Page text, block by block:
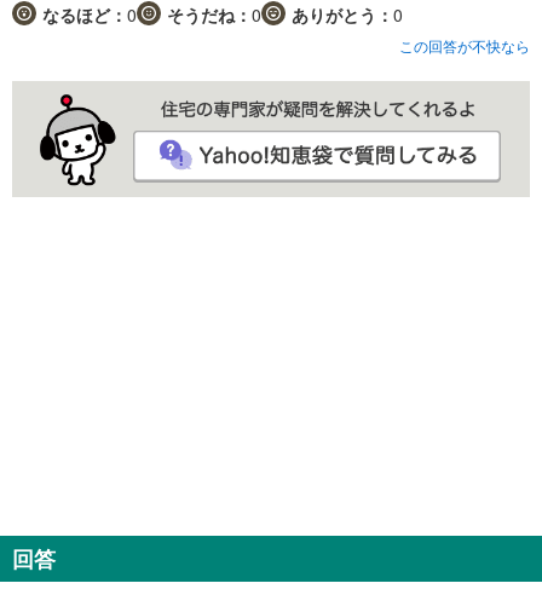
なるほど： 0 そうだね： 0 ありがとう： 0
この回答が不快なら
回答